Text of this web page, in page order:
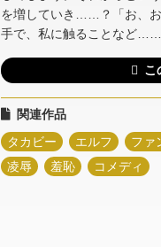
を増していき……？「お、
手で、私に触ることなど……
こ
関連作品
タカビー
エルフ ファ
凌辱
羞恥 コメディ